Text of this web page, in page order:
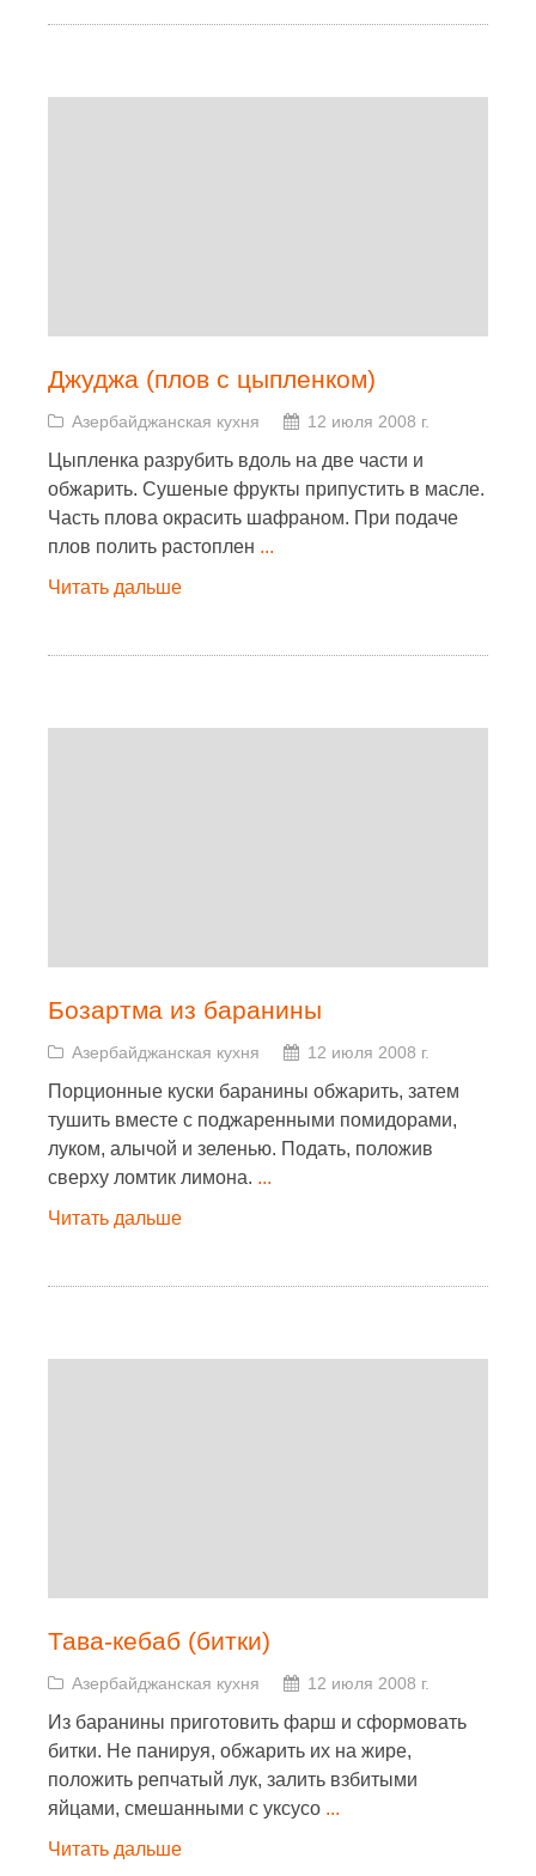
Джуджа (плов с цыпленком)
Азербайджанская кухня 12 июля 2008 г.
Цыпленка разрубить вдоль на две части и
обжарить. Сушеные фрукты припустить в масле.
Часть плова окрасить шафраном. При подаче
плов полить растоплен ...
Читать дальше
Бозартма из баранины
Азербайджанская кухня 12 июля 2008 г.
Порционные куски баранины обжарить, затем
тушить вместе с поджаренными помидорами,
луком, алычой и зеленью. Подать, положив
сверху ломтик лимона. ...
Читать дальше
Тава-кебаб (битки)
Азербайджанская кухня 12 июля 2008 г.
Из баранины приготовить фарш и сформовать
битки. Не панируя, обжарить их на жире,
положить репчатый лук, залить взбитыми
яйцами, смешанными с уксусо ...
Читать дальше